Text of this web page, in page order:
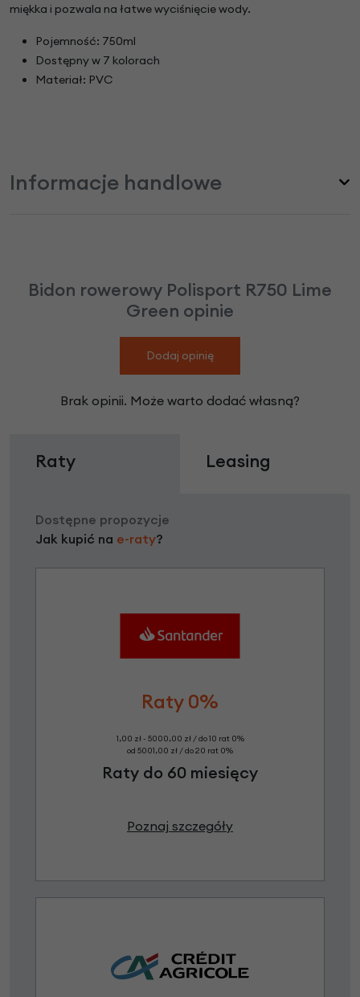
miękka i pozwala na łatwe wyciśnięcie wody.
Pojemność: 750ml
Dostępny w 7 kolorach
Materiał: PVC
Informacje handlowe
Bidon rowerowy Polisport R750 Lime
Green opinie
Dodaj opinię
Brak opinii. Może warto dodać własną?
Raty Leasing
Dostępne propozycje
Jak kupić na e-raty?
Raty 0%
1,00 zł - 5000,00 zł / do 10 rat 0%
od 5001,00 zł / do 20 rat 0%
Raty do 60 miesięcy
Poznaj szczegóły